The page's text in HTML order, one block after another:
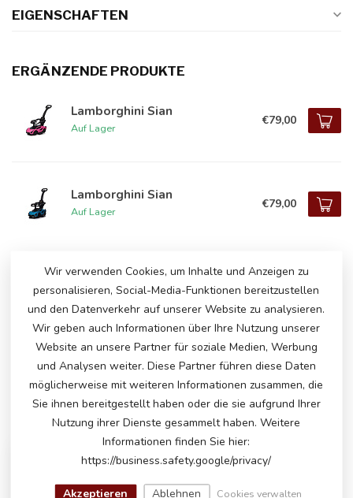
EIGENSCHAFTEN
ERGÄNZENDE PRODUKTE
Lamborghini Sian
Auf Lager
€79,00
Lamborghini Sian
Auf Lager
€79,00
HABEN SIE FRAGEN ZU DIESEM
PRODUKT?
Bitte kontaktieren Sie unseren Kundenservice
über info@atoys.nl oder+31 40 282 7447. Wir
helfen Ihnen gerne weiter!
ZULETZT ANGESEHEN
Wir verwenden Cookies, um Inhalte und Anzeigen zu
personalisieren, Social-Media-Funktionen bereitzustellen
und den Datenverkehr auf unserer Website zu analysieren.
Wir geben auch Informationen über Ihre Nutzung unserer
Website an unsere Partner für soziale Medien, Werbung
und Analysen weiter. Diese Partner führen diese Daten
möglicherweise mit weiteren Informationen zusammen, die
Sie ihnen bereitgestellt haben oder die sie aufgrund Ihrer
Nutzung ihrer Dienste gesammelt haben. Weitere
Informationen finden Sie hier:
https://business.safety.google/privacy/
Akzeptieren Ablehnen Cookies verwalten